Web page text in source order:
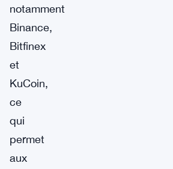
notamment
Binance,
Bitfinex
et
KuCoin,
ce
qui
permet
aux